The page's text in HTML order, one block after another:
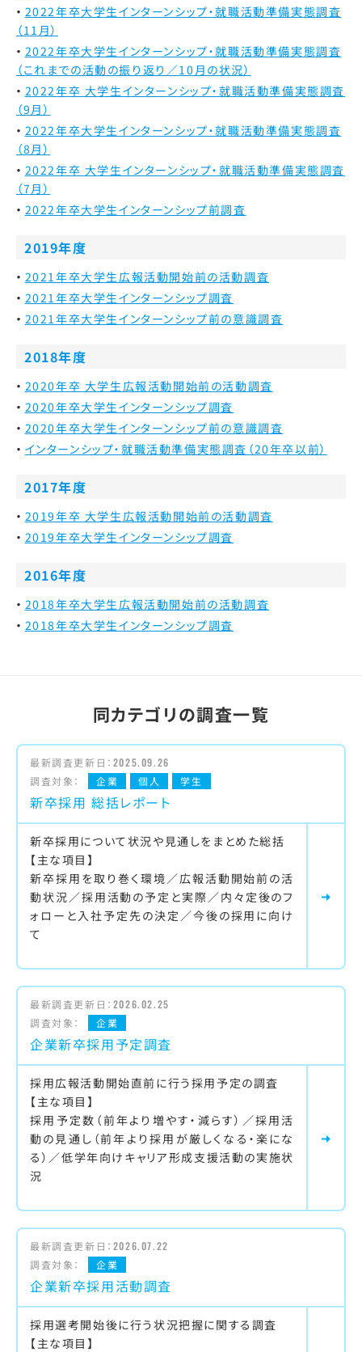
2022年卒大学生インターンシップ・就職活動準備実態調査
（11月）
2022年卒大学生インターンシップ・就職活動準備実態調査
（これまでの活動の振り返り／10月の状況）
2022年卒 大学生インターンシップ・就職活動準備実態調査
（9月）
2022年卒大学生インターンシップ・就職活動準備実態調査
（8月）
2022年卒 大学生インターンシップ・就職活動準備実態調査
（7月）
2022年卒大学生インターンシップ前調査
2019年度
2021年卒大学生広報活動開始前の活動調査
2021年卒大学生インターンシップ調査
2021年卒大学生インターンシップ前の意識調査
2018年度
2020年卒 大学生広報活動開始前の活動調査
2020年卒大学生インターンシップ調査
2020年卒大学生インターンシップ前の意識調査
インターンシップ・就職活動準備実態調査（20年卒以前）
2017年度
2019年卒 大学生広報活動開始前の活動調査
2019年卒大学生インターンシップ調査
2016年度
2018年卒大学生広報活動開始前の活動調査
2018年卒大学生インターンシップ調査
同カテゴリの調査一覧
最新調査更新日： 2025.09.26
調査対象：
企業 個人 学生
新卒採用 総括レポート
新卒採用について状況や見通しをまとめた総括
【主な項目】
新卒採用を取り巻く環境／広報活動開始前の活
動状況／採用活動の予定と実際／内々定後のフ
ォローと入社予定先の決定／今後の採用に向け
て
最新調査更新日： 2026.02.25
調査対象：
企業
企業新卒採用予定調査
採用広報活動開始直前に行う採用予定の調査
【主な項目】
採用予定数（前年より増やす・減らす）／採用活
動の見通し（前年より採用が厳しくなる・楽にな
る）／低学年向けキャリア形成支援活動の実施状
況
最新調査更新日： 2026.07.22
調査対象：
企業
企業新卒採用活動調査
採用選考開始後に行う状況把握に関する調査
【主な項目】